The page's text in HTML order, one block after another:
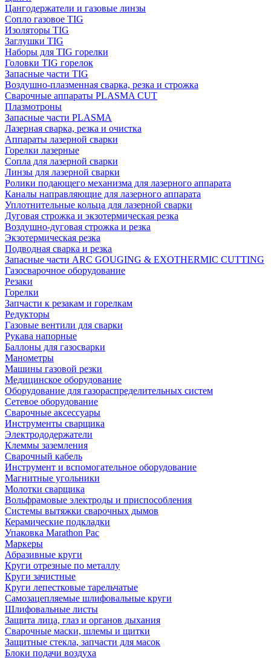
Цангодержатели и газовые линзы
Сопло газовое TIG
Изоляторы TIG
Заглушки TIG
Наборы для TIG горелки
Головки TIG горелок
Запасные части TIG
Воздушно-плазменная сварка, резка и строжка
Сварочные аппараты PLASMA CUT
Плазмотроны
Запасные части PLASMA
Лазерная сварка, резка и очистка
Аппараты лазерной сварки
Горелки лазерные
Сопла для лазерной сварки
Линзы для лазерной сварки
Ролики подающего механизма для лазерного аппарата
Каналы направляющие для лазерного аппарата
Уплотнительные кольца для лазерной сварки
Дуговая строжка и экзотермическая резка
Воздушно-дуговая строжка и резка
Экзотермическая резка
Подводная сварка и резка
Запасные части ARC GOUGING & EXOTHERMIC CUTTING
Газосварочное оборудование
Резаки
Горелки
Запчасти к резакам и горелкам
Редукторы
Газовые вентили для сварки
Рукава напорные
Баллоны для газосварки
Манометры
Машины газовой резки
Медицинское оборудование
Оборудование для газораспределительных систем
Сетевое оборудование
Сварочные аксессуары
Инструменты сварщика
Электрододержатели
Клеммы заземления
Сварочный кабель
Инструмент и вспомогательное оборудование
Магнитные угольники
Молотки сварщика
Вольфрамовые электроды и приспособления
Системы вытяжки сварочных дымов
Керамические подкладки
Упаковка Marathon Pac
Маркеры
Абразивные круги
Круги отрезные по металлу
Круги зачистные
Круги лепестковые тарельчатые
Самозацепляемые шлифовальные круги
Шлифовальные листы
Защита лица, глаз и органов дыхания
Сварочные маски, шлемы и щитки
Защитные стекла, запчасти для масок
Блоки подачи воздуха